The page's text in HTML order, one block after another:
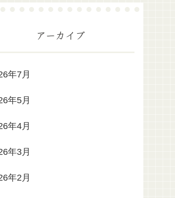
アーカイブ
年7月
年5月
年4月
年3月
年2月